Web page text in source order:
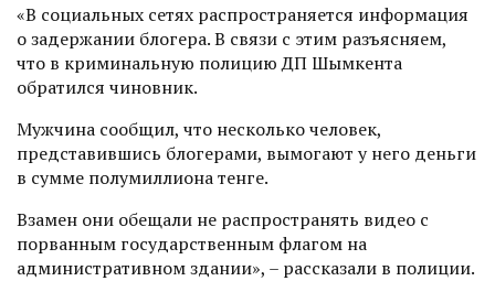
«В социальных сетях распространяется информация
о задержании блогера. В связи с этим разъясняем,
что в криминальную полицию ДП Шымкента
обратился чиновник.
Мужчина сообщил, что несколько человек,
представившись блогерами, вымогают у него деньги
в сумме полумиллиона тенге.
Взамен они обещали не распространять видео с
порванным государственным флагом на
административном здании», – рассказали в полиции.